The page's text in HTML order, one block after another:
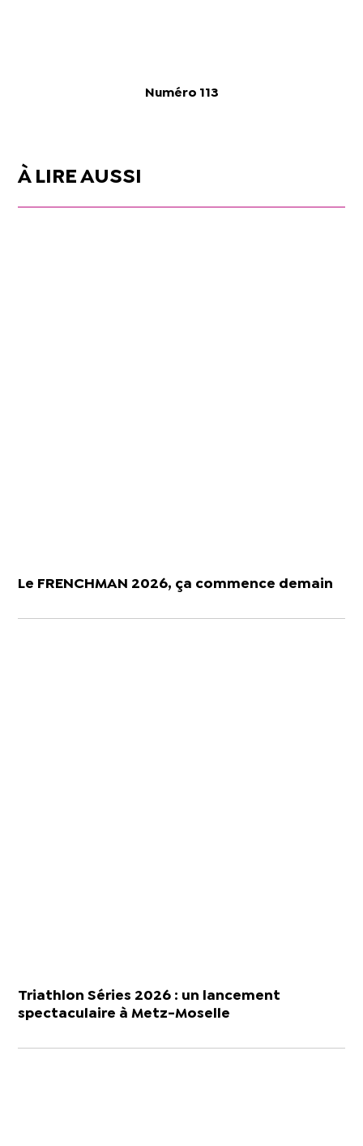
Numéro 113
À LIRE AUSSI
Le FRENCHMAN 2026, ça commence demain
Triathlon Séries 2026 : un lancement
spectaculaire à Metz-Moselle